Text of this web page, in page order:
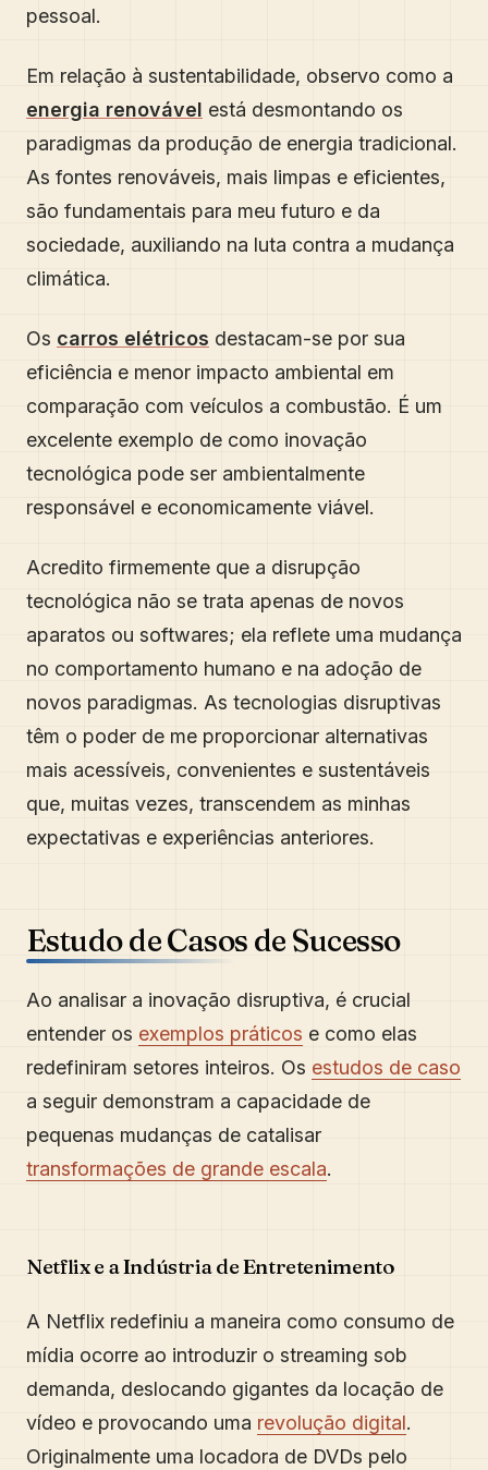
pessoal.
Em relação à sustentabilidade, observo como a
energia renovável está desmontando os
paradigmas da produção de energia tradicional.
As fontes renováveis, mais limpas e eficientes,
são fundamentais para meu futuro e da
sociedade, auxiliando na luta contra a mudança
climática.
Os carros elétricos destacam-se por sua
eficiência e menor impacto ambiental em
comparação com veículos a combustão. É um
excelente exemplo de como inovação
tecnológica pode ser ambientalmente
responsável e economicamente viável.
Acredito firmemente que a disrupção
tecnológica não se trata apenas de novos
aparatos ou softwares; ela reflete uma mudança
no comportamento humano e na adoção de
novos paradigmas. As tecnologias disruptivas
têm o poder de me proporcionar alternativas
mais acessíveis, convenientes e sustentáveis
que, muitas vezes, transcendem as minhas
expectativas e experiências anteriores.
Estudo de Casos de Sucesso
Ao analisar a inovação disruptiva, é crucial
entender os exemplos práticos e como elas
redefiniram setores inteiros. Os estudos de caso
a seguir demonstram a capacidade de
pequenas mudanças de catalisar
transformações de grande escala.
Netflix e a Indústria de Entretenimento
A Netflix redefiniu a maneira como consumo de
mídia ocorre ao introduzir o streaming sob
demanda, deslocando gigantes da locação de
vídeo e provocando uma revolução digital.
Originalmente uma locadora de DVDs pelo